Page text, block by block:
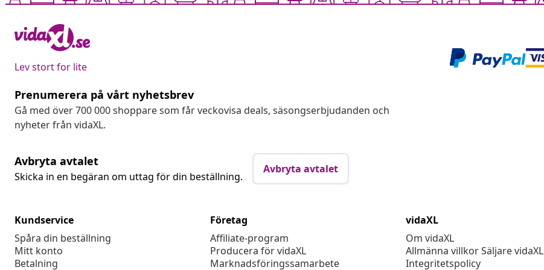
Lev stort for lite
Prenumerera på vårt nyhetsbrev
Gå med över 700 000 shoppare som får veckovisa deals, säsongserbjudanden och
nyheter från vidaXL.
Avbryta avtalet
Skicka in en begäran om uttag för din beställning.
Avbryta avtalet
Kundservice
Spåra din beställning
Mitt konto
Betalning
Företag
Affiliate-program
Producera för vidaXL
Marknadsföringssamarbete
vidaXL
Om vidaXL
Allmänna villkor Säljare vidaXL
Integritetspolicy